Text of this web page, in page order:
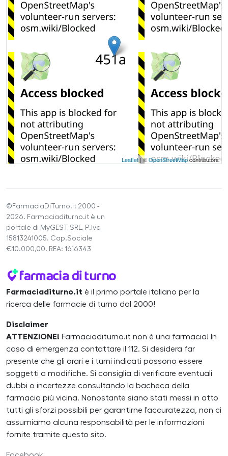
Leaflet | ©OpenStreetMapcontributors
©FarmaciaDiTurno.it 2000 -
2026. Farmaciaditurno.it è un
portale di MyGEST SRL, P.Iva
15813241005. Cap.Sociale
€10.000,00. REA: 1616343
Farmaciaditurno.it è il primo portale italiano per la
ricerca delle farmacie di turno dal 2000!
Disclaimer
ATTENZIONE! Farmaciaditurno.it non è una farmacia! In
caso di emergenza contattare il 112. Si desidera far
presente che gli orari e i turni indicati possono essere
soggetti a modifiche. Si consiglia di verificare eventuali
dubbi o incertezze consultando la bacheca della
farmacia più vicina. Nonostante siano stati messi in atto
tutti gli sforzi possibili per garantirne l'accuratezza, non ci
assumiamo alcuna responsabilità per le informazioni
fornite tramite questo sito.